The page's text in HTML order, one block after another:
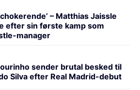
– Matthias Jaissle
efter sin første kamp som
manager
sender brutal besked til
Silva efter Real Madrid-debut